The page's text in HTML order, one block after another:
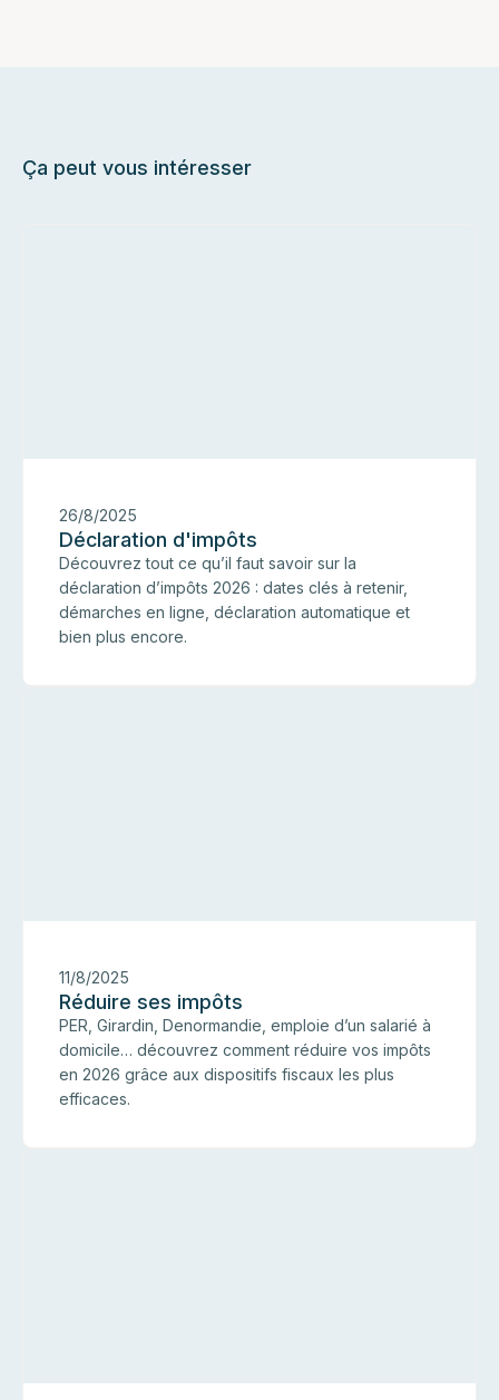
Ça peut vous intéresser
26/8/2025
Déclaration d'impôts
Découvrez tout ce qu’il faut savoir sur la
déclaration d’impôts 2026 : dates clés à retenir,
démarches en ligne, déclaration automatique et
bien plus encore.
11/8/2025
Réduire ses impôts
PER, Girardin, Denormandie, emploie d’un salarié à
domicile… découvrez comment réduire vos impôts
en 2026 grâce aux dispositifs fiscaux les plus
efficaces.